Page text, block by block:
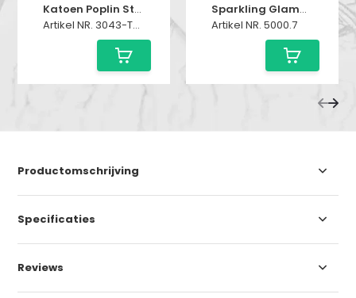
Katoen Poplin Stof Wit
Artikel NR. 3043-TM-558710
Sparkling Glamour Tule Stof - Wit
Artikel NR. 5000.7
Productomschrijving
Specificaties
Reviews